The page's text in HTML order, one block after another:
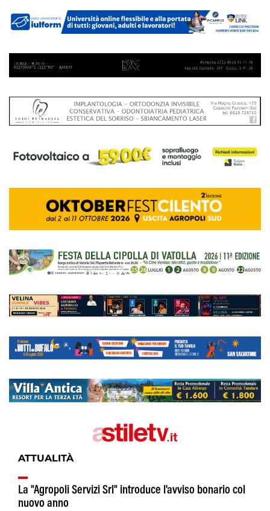
ATTUALITÀ
La "Agropoli Servizi Srl" introduce l'avviso bonario col
nuovo anno